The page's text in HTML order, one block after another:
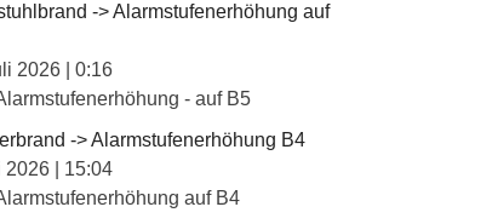
-> Alarmstufenerhöhung auf
2026 |0:16
- auf B5
-> Alarmstufenerhöhung B4
2026
15:04
auf B4